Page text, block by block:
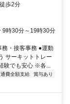
歩2分
9時30分～19時30分
・接客事務 ●運動
サーキットトレー
験でも安心 ※各...
費全額支給
賞与あり